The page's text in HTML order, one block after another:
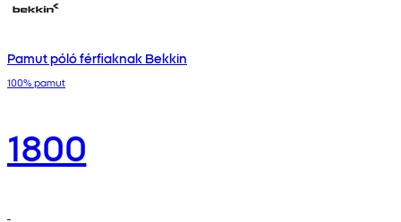
Pamut póló férfiaknak Bekkin
100% pamut
1800